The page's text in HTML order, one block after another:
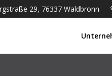
29, 76337 Waldbronn